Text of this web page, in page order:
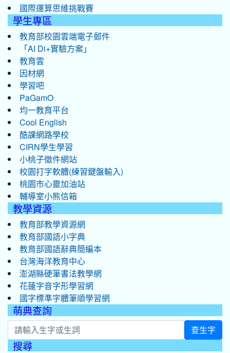
國際運算思維挑戰賽
學生專區
教育部校園雲端電子郵件
「AI Di+實驗方案」
教育雲
因材網
學習吧
PaGamO
均一教育平台
Cool English
酷課網路學校
CIRN學生學習
小桃子徵件網站
校園打字軟體(練習鍵盤輸入)
桃園市心靈加油站
輔導室小熊信箱
教學資源
教育部教學資源網
教育部國語小字典
教育部國語辭典簡編本
台灣海洋教育中心
澎湖縣硬筆書法教學網
花蓮字音字形學習網
國字標準字體筆順學習網
萌典查詢
查生字
搜尋